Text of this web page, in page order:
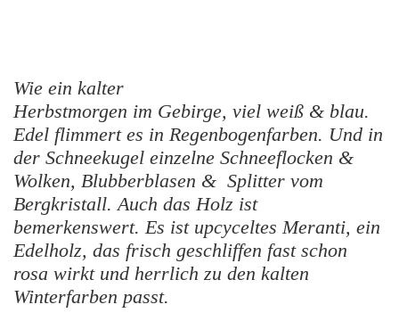
Wie ein kalter
Herbstmorgen im Gebirge, viel weiß & blau.
Edel flimmert es in Regenbogenfarben. Und in
der Schneekugel einzelne Schneeflocken &
Wolken, Blubberblasen & Splitter vom
Bergkristall. Auch das Holz ist
bemerkenswert. Es ist upcyceltes Meranti, ein
Edelholz, das frisch geschliffen fast schon
rosa wirkt und herrlich zu den kalten
Winterfarben passt.